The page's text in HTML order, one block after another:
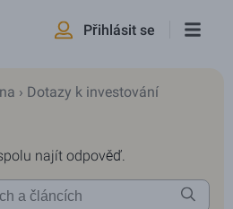
Přihlásit se
najít odpověď.
Dotazy k investování
›